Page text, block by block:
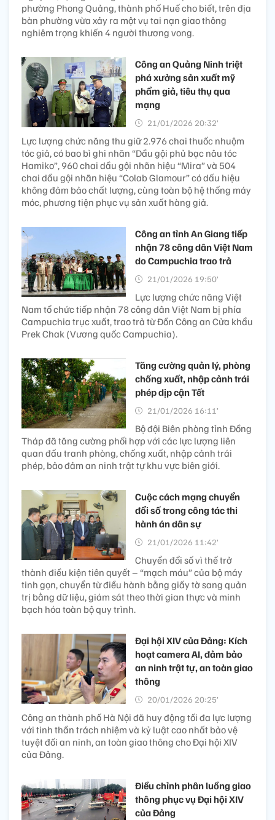
phường Phong Quảng, thành phố Huế cho biết, trên địa
bàn phường vừa xảy ra một vụ tai nạn giao thông
nghiêm trọng khiến 4 người thương vong.
Công an Quảng Ninh triệt
phá xưởng sản xuất mỹ
phẩm giả, tiêu thụ qua
mạng
21/01/2026 20:32’
Lực lượng chức năng thu giữ 2.976 chai thuốc nhuộm
tóc giả, có bao bì ghi nhãn “Dầu gội phủ bạc nâu tóc
Hamiko”, 960 chai dầu gội nhãn hiệu “Mira” và 504
chai dầu gội nhãn hiệu “Colab Glamour” có dấu hiệu
không đảm bảo chất lượng, cùng toàn bộ hệ thống máy
móc, phương tiện phục vụ sản xuất hàng giả.
Công an tỉnh An Giang tiếp
nhận 78 công dân Việt Nam
do Campuchia trao trả
21/01/2026 19:50’
Lực lượng chức năng Việt
Nam tổ chức tiếp nhận 78 công dân Việt Nam bị phía
Campuchia trục xuất, trao trả từ Đồn Công an Cửa khẩu
Prek Chak (Vương quốc Campuchia).
Tăng cường quản lý, phòng
chống xuất, nhập cảnh trái
phép dịp cận Tết
21/01/2026 16:11’
Bộ đội Biên phòng tỉnh Đồng
Tháp đã tăng cường phối hợp với các lực lượng liên
quan đấu tranh phòng, chống xuất, nhập cảnh trái
phép, bảo đảm an ninh trật tự khu vực biên giới.
Cuộc cách mạng chuyển
đổi số trong công tác thi
hành án dân sự
21/01/2026 11:42’
Chuyển đổi số vì thế trở
thành điều kiện tiên quyết – “mạch máu” của bộ máy
tinh gọn, chuyển từ điều hành bằng giấy tờ sang quản
trị bằng dữ liệu, giám sát theo thời gian thực và minh
bạch hóa toàn bộ quy trình.
Đại hội XIV của Đảng: Kích
hoạt camera AI, đảm bảo
an ninh trật tự, an toàn giao
thông
20/01/2026 20:25’
Công an thành phố Hà Nội đã huy động tối đa lực lượng
với tinh thần trách nhiệm và kỷ luật cao nhất bảo vệ
tuyệt đối an ninh, an toàn giao thông cho Đại hội XIV
của Đảng.
Điều chỉnh phân luồng giao
thông phục vụ Đại hội XIV
của Đảng